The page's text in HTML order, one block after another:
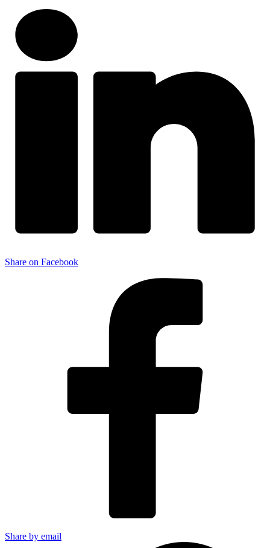
Share on Facebook
Share by email